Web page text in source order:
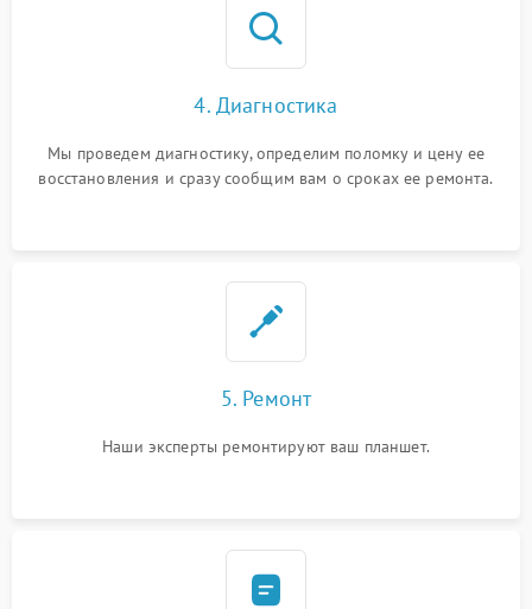
4. Диагностика
Мы проведем диагностику, определим поломку и цену ее
восстановления и сразу сообщим вам о сроках ее ремонта.
5. Ремонт
Наши эксперты ремонтируют ваш планшет.